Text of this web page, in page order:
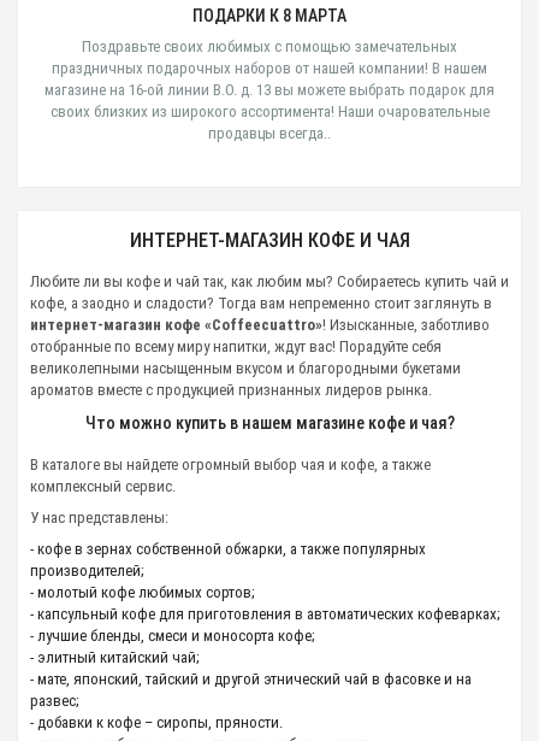
ПОДАРКИ К 8 МАРТА
Поздравьте своих любимых с помощью замечательных
праздничных подарочных наборов от нашей компании! В нашем
магазине на 16-ой линии В.О. д. 13 вы можете выбрать подарок для
своих близких из широкого ассортимента! Наши очаровательные
продавцы всегда..
ИНТЕРНЕТ-МАГАЗИН КОФЕ И ЧАЯ
Любите ли вы кофе и чай так, как любим мы? Собираетесь купить чай и
кофе, а заодно и сладости? Тогда вам непременно стоит заглянуть в
интернет-магазин кофе «Coffeecuattro»! Изысканные, заботливо
отобранные по всему миру напитки, ждут вас! Порадуйте себя
великолепными насыщенным вкусом и благородными букетами
ароматов вместе с продукцией признанных лидеров рынка.
Что можно купить в нашем магазине кофе и чая?
В каталоге вы найдете огромный выбор чая и кофе, а также
комплексный сервис.
У нас представлены:
- кофе в зернах собственной обжарки, а также популярных
производителей;
- молотый кофе любимых сортов;
- капсульный кофе для приготовления в автоматических кофеварках;
- лучшие бленды, смеси и моносорта кофе;
- элитный китайский чай;
- мате, японский, тайский и другой этнический чай в фасовке и на
развес;
- добавки к кофе – сиропы, пряности.